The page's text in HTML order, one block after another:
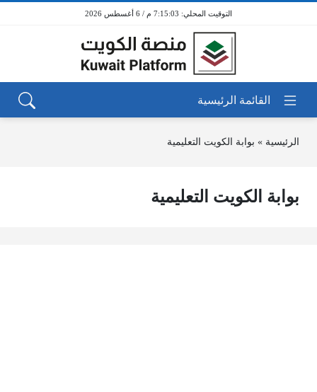
7:15:03 م / 6 أغسطس 2026
الرئيسية » بوابة الكويت التعليمية
بوابة الكويت التعليمية